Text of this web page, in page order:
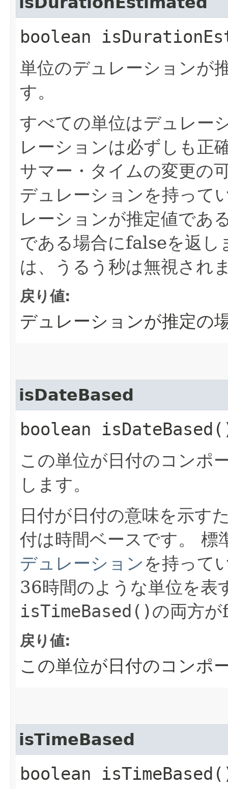
boolean
単位のデュレーションが
す。
すべての単位はデュレー
レーションは必ずしも正
サマー・タイムの変更の
デュレーションを持って
レーションが推定値であ
である場合にfalseを返し
は、うるう秒は無視され
戻り値:
デュレーションが推定の
isDateBased
boolean
この単位が日付のコンポ
します。
日付が日付の意味を示す
付は時間ベースです。
標
デュレーション を持って
36時間のような単位を表
isTimeBased()の両方
戻り値:
この単位が日付のコンポ
isTimeBased
boolean